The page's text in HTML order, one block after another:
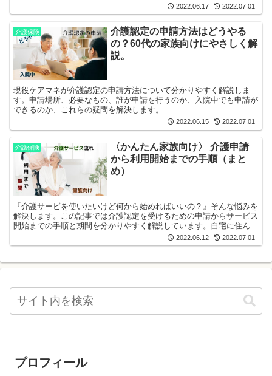
2022.06.17 2022.07.01
介護保険
介護認定の申請方法はどうやる
の？60代の家族向けにやさしく解
説。
現役ケアマネが介護認定の申請方法について分かりやすく解説しま
す。申請場所、必要なもの、誰が申請を行うのか、入院中でも申請が
できるのか、これらの疑問を解決します。
2022.06.15 2022.07.01
介護保険
〈かんたん家族向け〉 介護申請
から利用開始までの手順（まと
め）
『介護サービを使いたいけど何から始めればいいの？』そんな悩みを
解決します。この記事では介護認定を受けるための申請からサービス
開始までの手順と期間を分かりやすく解説しています。自宅に住んで
いる高齢者の家族さんの道標になると思います。2022.06.12 2022.07.01
プロフィール